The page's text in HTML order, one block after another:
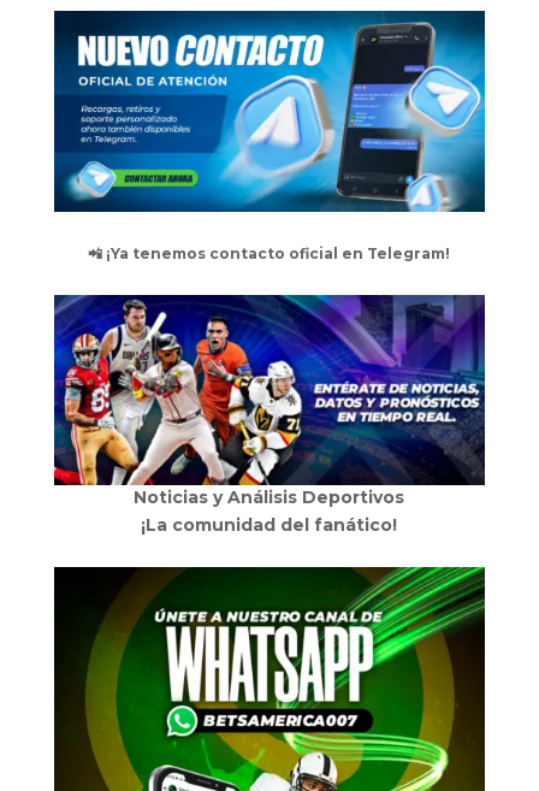
📲 ¡Ya tenemos contacto oficial en Telegram!
Noticias y Análisis Deportivos
¡La comunidad del fanático!